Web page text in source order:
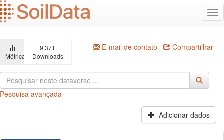
Ir
para
o
principal
Métricas
9,371
Downloads
E-mail de contato Compartilhar
Pesquisa avançada
Adicionar dados